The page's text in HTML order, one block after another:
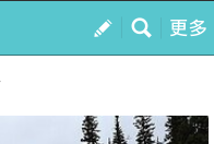
我的